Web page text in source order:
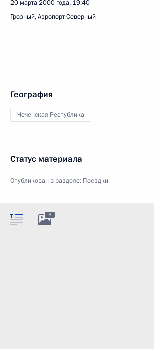
20 марта 2000 года, 19:40
Грозный, Аэропорт Северный
География
Чеченская Республика
Статус материала
Опубликован в разделе: Поездки
8